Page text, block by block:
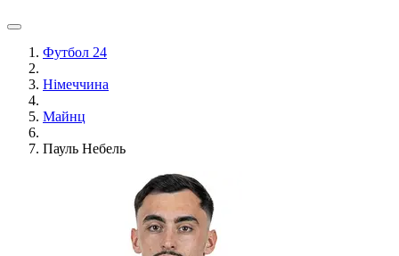
Футбол 24
Німеччина
Майнц
Пауль Небель